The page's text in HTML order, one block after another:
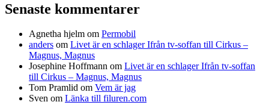
Senaste kommentarer
Agnetha hjelm om Permobil
anders om Livet är en schlager Ifrån tv-soffan till Cirkus –
Magnus, Magnus
Josephine Hoffmann om Livet är en schlager Ifrån tv-soffan
till Cirkus – Magnus, Magnus
Tom Pramlid om Vem är jag
Sven om Länka till filuren.com